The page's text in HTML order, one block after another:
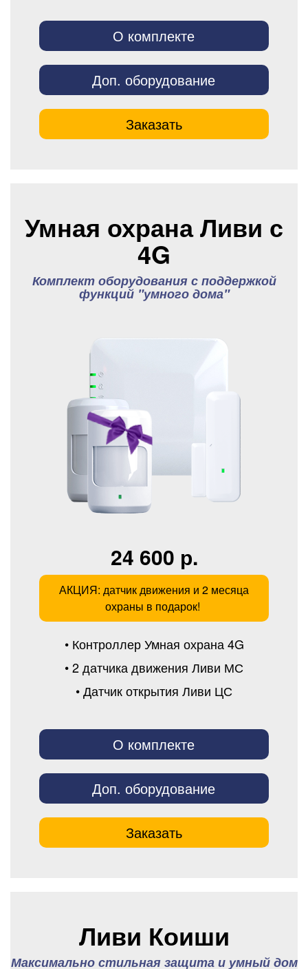
О комплекте
Доп. оборудование
Заказать
Умная охрана Ливи с
4G
Комплект оборудования с поддержкой
функций "умного дома"
24 600 р.
АКЦИЯ: датчик движения и 2 месяца
охраны в подарок!
• Контроллер Умная охрана 4G
• 2 датчика движения Ливи МС
• Датчик открытия Ливи ЦС
О комплекте
Доп. оборудование
Заказать
Ливи Коиши
Максимально стильная защита и умный дом